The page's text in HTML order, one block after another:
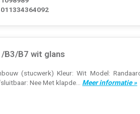
B3/B7 wit glans
(stucwerk) Kleur: Wit Model:
Nee Met klapde... Meer informatie »